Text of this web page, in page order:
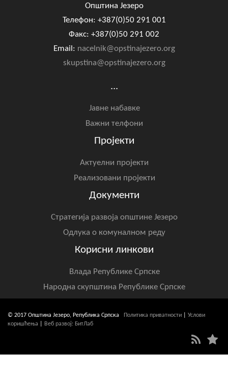
Општина Језеро
Телефон: +387(0)50 291 001
Факс: +387(0)50 291 002
Email: nacelnik@opstinajezero.org
skupstina@opstinajezero.org
...
Јавне набавке
Важни телфони
Пројекти
Актуелни пројекти
Реализовани пројекти
Документи
Стратегија развоја општине Језеро
Одлука о комуналном реду
Корисни линкови
Влада Републике Српске
Народна скупштина Републике Српске
© 2017 Општина Језеро, Република Српска Политика приватности
Услови
коришћења
Веб развој: БитЛаб